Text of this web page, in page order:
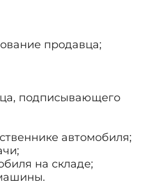
продавца;
подписывающего
автомобиля;
на складе;